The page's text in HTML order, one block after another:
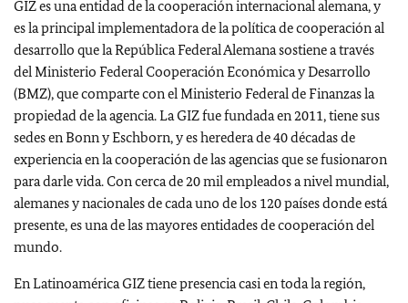
GIZ es una entidad de la cooperación internacional alemana, y
es la principal implementadora de la política de cooperación al
desarrollo que la República Federal Alemana sostiene a través
del Ministerio Federal Cooperación Económica y Desarrollo
(BMZ), que comparte con el Ministerio Federal de Finanzas la
propiedad de la agencia. La GIZ fue fundada en 2011, tiene sus
sedes en Bonn y Eschborn, y es heredera de 40 décadas de
experiencia en la cooperación de las agencias que se fusionaron
para darle vida. Con cerca de 20 mil empleados a nivel mundial,
alemanes y nacionales de cada uno de los 120 países donde está
presente, es una de las mayores entidades de cooperación del
mundo.
En Latinoamérica GIZ tiene presencia casi en toda la región,